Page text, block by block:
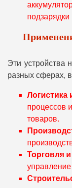
Эти устройства
разных сферах,
Логистика
процессов
товаров.
Торговля